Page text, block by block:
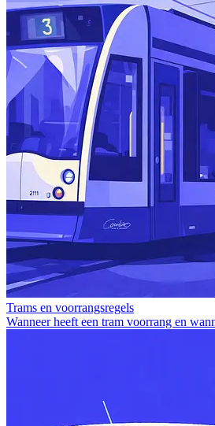
Trams en voorrangsregels
Wanneer heeft een tram voorrang en